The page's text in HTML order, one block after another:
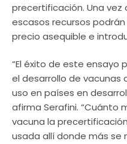
precertificación. Una
escasos recursos
precio asequible e
“El éxito de este ensayo
el desarrollo de
uso en países en
afirma Serafini. “Cuánto
vacuna la
usada allí donde más se